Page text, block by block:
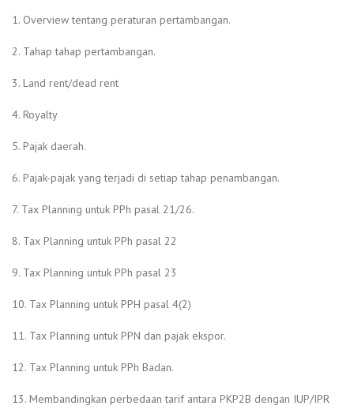
1. Overview tentang peraturan pertambangan.
2. Tahap tahap pertambangan.
3. Land rent/dead rent
4. Royalty
5. Pajak daerah.
6. Pajak-pajak yang terjadi di setiap tahap penambangan.
7. Tax Planning untuk PPh pasal 21/26.
8. Tax Planning untuk PPh pasal 22
9. Tax Planning untuk PPh pasal 23
10. Tax Planning untuk PPH pasal 4(2)
11. Tax Planning untuk PPN dan pajak ekspor.
12. Tax Planning untuk PPh Badan.
13. Membandingkan perbedaan tarif antara PKP2B dengan IUP/IPR